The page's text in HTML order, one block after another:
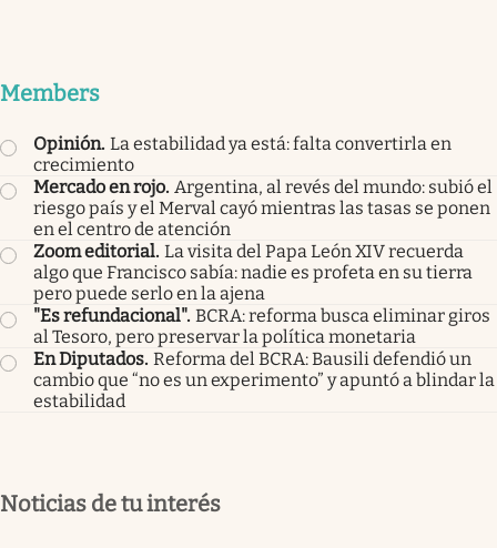
Members
Opinión. La estabilidad ya está: falta convertirla en
crecimiento
Mercado en rojo. Argentina, al revés del mundo: subió el
riesgo país y el Merval cayó mientras las tasas se ponen
en el centro de atención
Zoom editorial. La visita del Papa León XIV recuerda
algo que Francisco sabía: nadie es profeta en su tierra
pero puede serlo en la ajena
"Es refundacional". BCRA: reforma busca eliminar giros
al Tesoro, pero preservar la política monetaria
En Diputados. Reforma del BCRA: Bausili defendió un
cambio que “no es un experimento” y apuntó a blindar la
estabilidad
Noticias de tu interés